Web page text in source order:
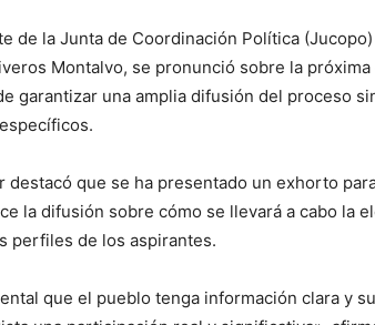
de la Junta de Coordinación Política
Montalvo, se pronunció sobre la
garantizar una amplia difusión del proceso
destacó que se ha presentado un exhorto
la difusión sobre cómo se llevará a cabo la
perfiles de los aspirantes.
que el pueblo tenga información clara y